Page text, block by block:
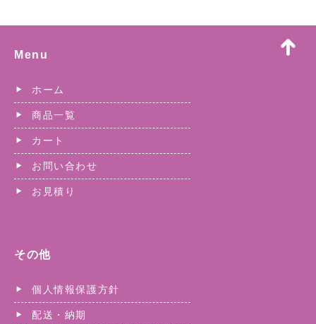
Menu
ホーム
商品一覧
カート
お問い合わせ
お見積り
その他
個人情報保護方針
配送・納期